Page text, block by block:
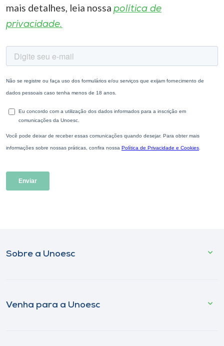
mais detalhes, leia nossa política de
privacidade.
Sobre a Unoesc
Venha para a Unoesc